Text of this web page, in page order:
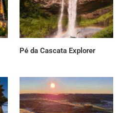
Pé da Cascata Explorer